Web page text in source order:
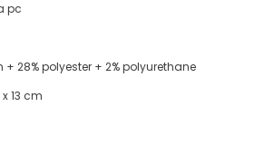
pc
+ 28% polyester + 2% polyurethane
13 cm